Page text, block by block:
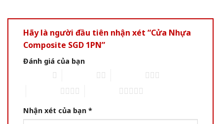
Hãy là người đầu tiên nhận xét “Cửa Nhựa
Composite SGD 1PN”
Đánh giá của bạn
Nhận xét của bạn *